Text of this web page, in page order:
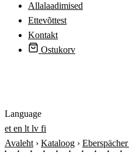
Allalaadimised
Ettevõttest
Kontakt
Ostukorv
Language
et en lt lv fi
Avaleht › Kataloog › Eberspächer